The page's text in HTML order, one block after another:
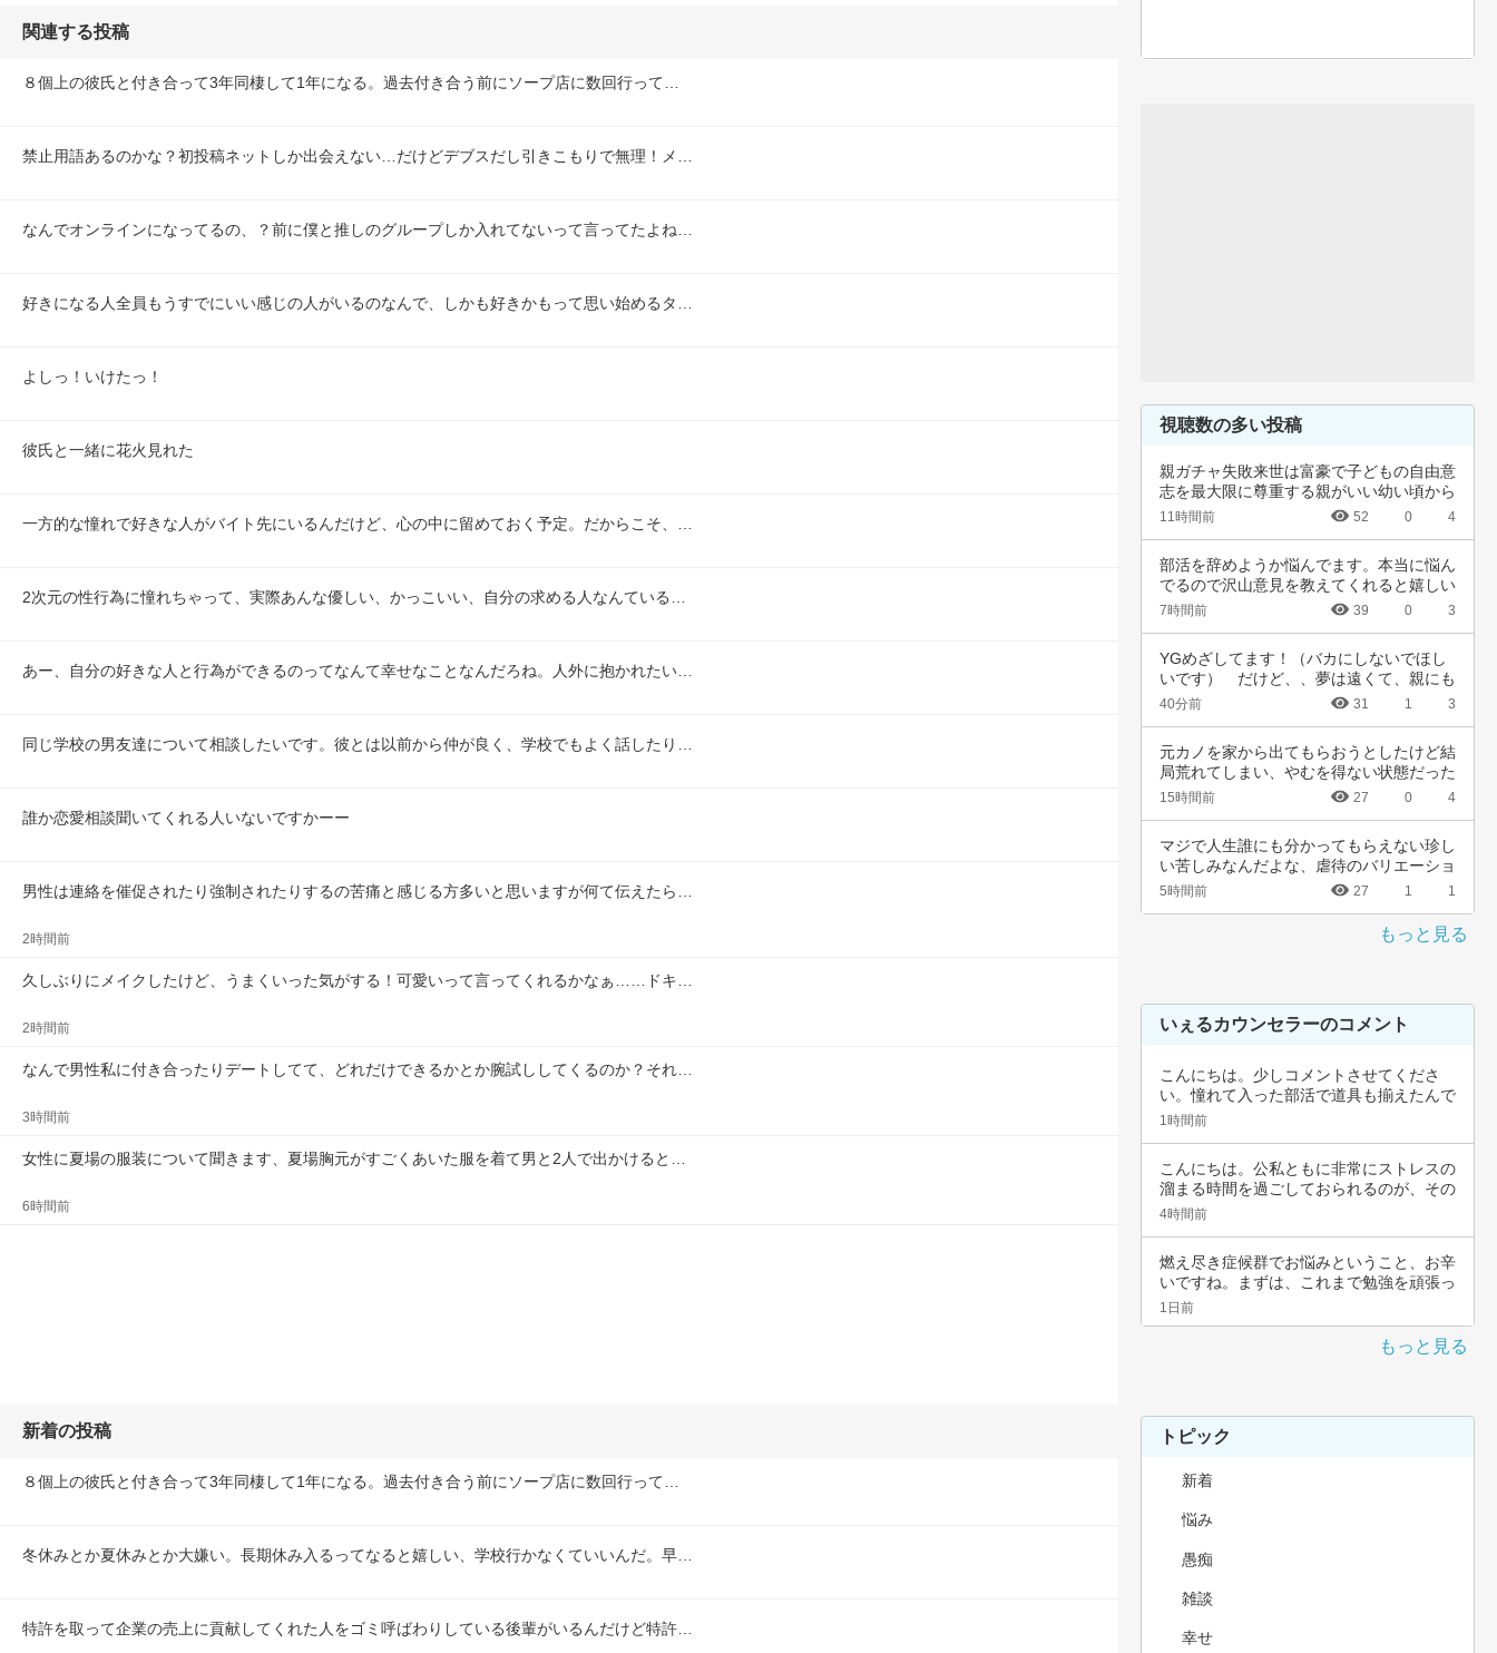
関連する投稿
８個上の彼氏と付き合って3年同棲して1年になる。過去付き合う前にソープ店に数回行って…
禁止用語あるのかな？初投稿ネットしか出会えない…だけどデブスだし引きこもりで無理！メ…
なんでオンラインになってるの、？前に僕と推しのグループしか入れてないって言ってたよね…
好きになる人全員もうすでにいい感じの人がいるのなんで、しかも好きかもって思い始めるタ…
よしっ！いけたっ！
彼氏と一緒に花火見れた
一方的な憧れで好きな人がバイト先にいるんだけど、心の中に留めておく予定。だからこそ、…
2次元の性行為に憧れちゃって、実際あんな優しい、かっこいい、自分の求める人なんている…
あー、自分の好きな人と行為ができるのってなんて幸せなことなんだろね。人外に抱かれたい…
同じ学校の男友達について相談したいです。彼とは以前から仲が良く、学校でもよく話したり…
誰か恋愛相談聞いてくれる人いないですかーー
男性は連絡を催促されたり強制されたりするの苦痛と感じる方多いと思いますが何て伝えたら…
2時間前
久しぶりにメイクしたけど、うまくいった気がする！可愛いって言ってくれるかなぁ……ドキ…
2時間前
なんで男性私に付き合ったりデートしてて、どれだけできるかとか腕試ししてくるのか？それ…
3時間前
女性に夏場の服装について聞きます、夏場胸元がすごくあいた服を着て男と2人で出かけると…
6時間前
新着の投稿
８個上の彼氏と付き合って3年同棲して1年になる。過去付き合う前にソープ店に数回行って…
冬休みとか夏休みとか大嫌い。長期休み入るってなると嬉しい、学校行かなくていいんだ。早…
特許を取って企業の売上に貢献してくれた人をゴミ呼ばわりしている後輩がいるんだけど特許…
視聴数の多い投稿
親ガチャ失敗来世は富豪で子どもの自由意
志を最大限に尊重する親がいい幼い頃から
深夜正座…
11時間前 52 0 4
部活を辞めようか悩んでます。本当に悩ん
でるので沢山意見を教えてくれると嬉しい
です。中…
7時間前 39 0 3
YGめざしてます！（バカにしないでほし
いです）　だけど、、夢は遠くて、親にも
言えない…
40分前 31 1 3
元カノを家から出てもらおうとしたけど結
局荒れてしまい、やむを得ない状態だった
為警察を…
15時間前 27 0 4
マジで人生誰にも分かってもらえない珍し
い苦しみなんだよな、虐待のバリエーショ
ンも体の…
5時間前 27 1 1
もっと見る
いぇるカウンセラーのコメント
こんにちは。少しコメントさせてくださ
い。憧れて入った部活で道具も揃えたんで
すよね。頑…
1時間前
こんにちは。公私ともに非常にストレスの
溜まる時間を過ごしておられるのが、その
辛さと共…
4時間前
燃え尽き症候群でお悩みということ、お辛
いですね。まずは、これまで勉強を頑張っ
てこられ…
1日前
もっと見る
トピック
新着
悩み
愚痴
雑談
幸せ